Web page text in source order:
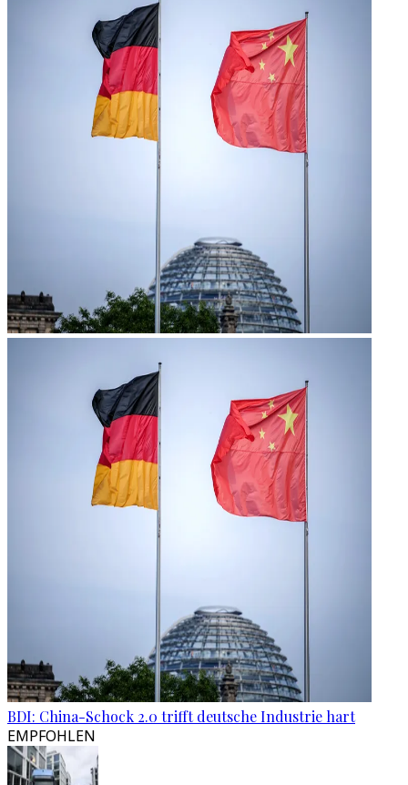
BDI: China-Schock 2.0 trifft deutsche Industrie hart
EMPFOHLEN